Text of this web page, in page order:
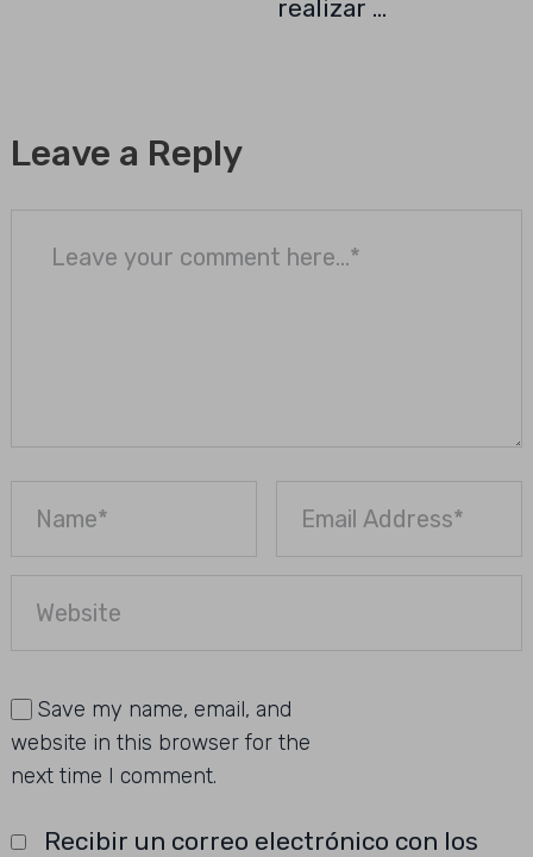
realizar …
Leave a Reply
Save my name, email, and
website in this browser for the
next time I comment.
Recibir un correo electrónico con los